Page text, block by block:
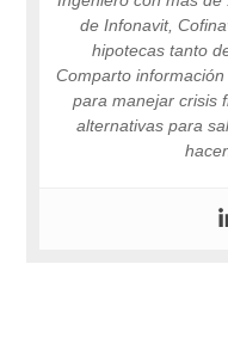
de Infonavit,
hipotecas tanto
Comparto
para manejar crisis
alternativas para